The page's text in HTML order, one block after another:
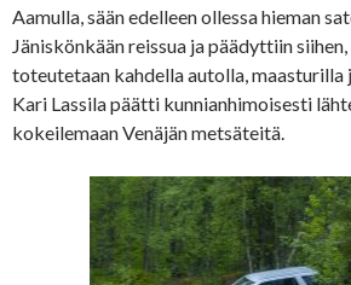
Aamulla, sään edelleen ollessa hieman
Jäniskönkään reissua ja päädyttiin
toteutetaan kahdella autolla, maasturilla
Kari Lassila päätti kunnianhimoisesti
kokeilemaan Venäjän metsäteitä.